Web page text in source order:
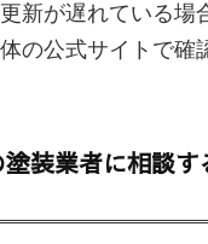
新が遅れている場
の公式サイトで確
装業者に相談す